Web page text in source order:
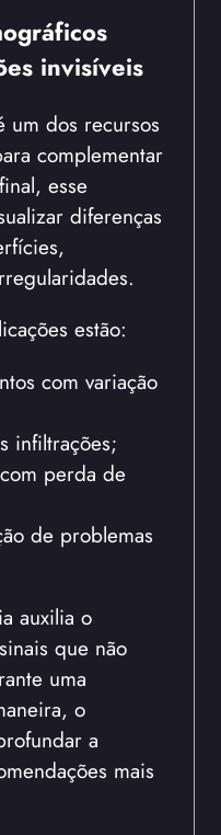
invisíveis
um dos recursos
complementar
esse
diferenças
estão:
com variação
infiltrações;
perda de
de problemas
auxilia o
que não
uma
o
a
mais